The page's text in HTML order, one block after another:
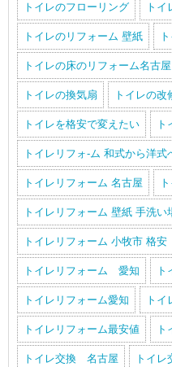
トイレのフローリング トイ
トイレのリフォーム 壁紙
トイレの床のリフォーム名古屋
トイレの換気扇 トイレの改
トイレを格安で変えたい ト
トイレリフォ-ム 和式から洋式
トイレリフォーム 名古屋
トイレリフォーム 壁紙 手洗い
トイレリフォーム 小牧市 格安
トイレリフォーム 愛知 ト
トイレリフォーム愛知 トイ
トイレリフォーム最安値 ト
トイレ交換 名古屋 トイ